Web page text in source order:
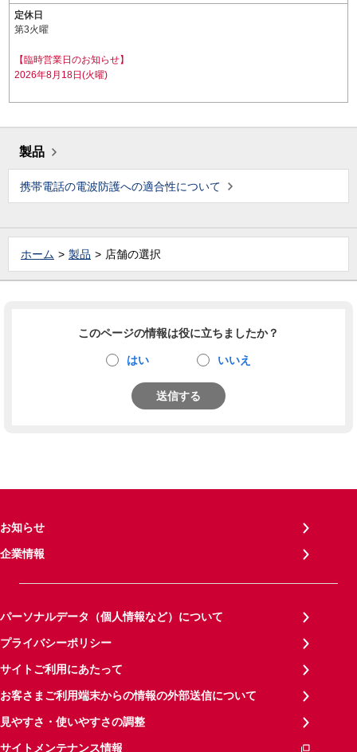
定休日
第3火曜
【臨時営業日のお知らせ】
2026年8月18日(火曜)
製品
携帯電話の電波防護への適合性について
ホーム 製品 店舗の選択
このページの情報は役に立ちましたか？
はい いいえ
送信する
お知らせ
企業情報
パーソナルデータ（個人情報など）について
プライバシーポリシー
サイトご利用にあたって
お客さまご利用端末からの情報の外部送信について
見やすさ・使いやすさの調整
サイトメンテナンス情報